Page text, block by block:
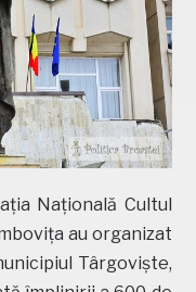
Națională Cultul
au organizat
Târgoviște,